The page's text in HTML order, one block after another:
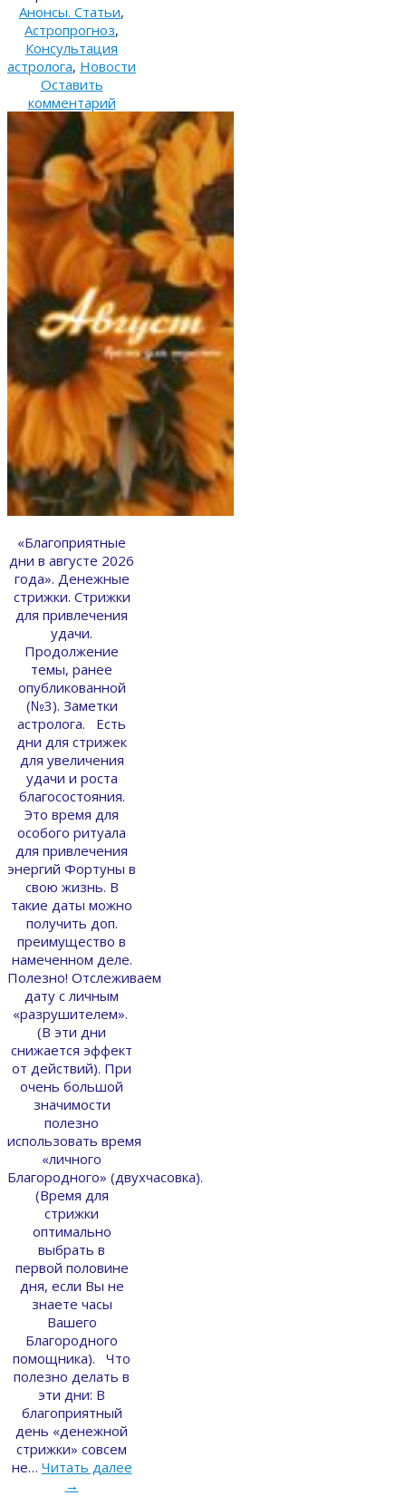
Анонсы. Статьи,
Астропрогноз,
Консультация
астролога, Новости
Оставить
комментарий
«Благоприятные
дни в августе 2026
года». Денежные
стрижки. Стрижки
для привлечения
удачи.
Продолжение
темы, ранее
опубликованной
(№3). Заметки
астролога. Есть
дни для стрижек
для увеличения
удачи и роста
благосостояния.
Это время для
особого ритуала
для привлечения
энергий Фортуны в
свою жизнь. В
такие даты можно
получить доп.
преимущество в
намеченном деле.
Полезно! Отслеживаем
дату с личным
«разрушителем».
(В эти дни
снижается эффект
от действий). При
очень большой
значимости
полезно
использовать время
«личного
Благородного» (двухчасовка).
(Время для
стрижки
оптимально
выбрать в
первой половине
дня, если Вы не
знаете часы
Вашего
Благородного
помощника). Что
полезно делать в
эти дни: В
благоприятный
день «денежной
стрижки» совсем
не… Читать далее
→